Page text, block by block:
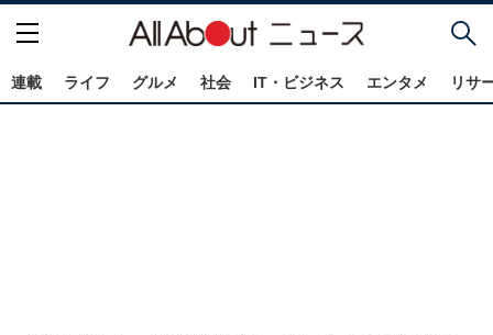
連載 ライフ グルメ 社会 IT・ビジネス エンタメ リサ